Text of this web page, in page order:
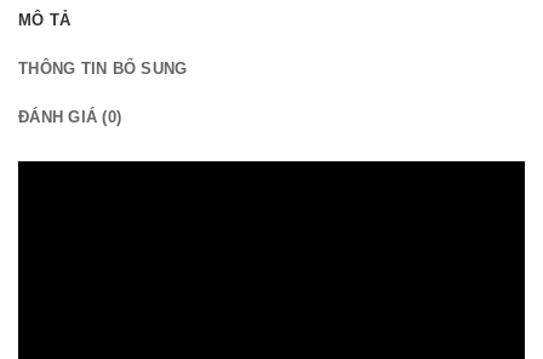
MÔ TẢ
THÔNG TIN BỔ SUNG
ĐÁNH GIÁ (0)